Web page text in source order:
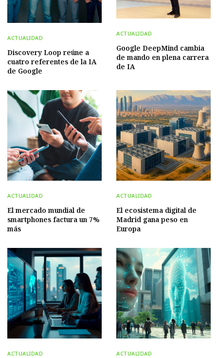
ACTUALIDAD
Discovery Loop reúne a
cuatro referentes de la IA
de Google
ACTUALIDAD
Google DeepMind cambia
de mando en plena carrera
de IA
ACTUALIDAD
El mercado mundial de
smartphones factura un 7%
más
ACTUALIDAD
El ecosistema digital de
Madrid gana peso en
Europa
ACTUALIDAD ACTUALIDAD